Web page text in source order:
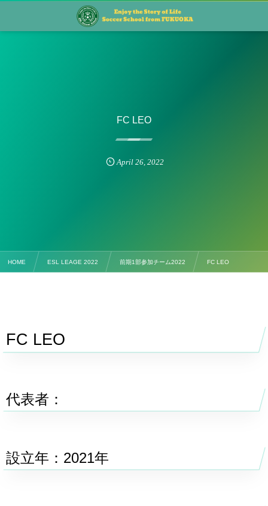
FC LEO
April 26,2022
HOME ESL LEAGE 2022 前期1部参加チーム2022 FC LEO
FC LEO
代表者：
設立年：2021年